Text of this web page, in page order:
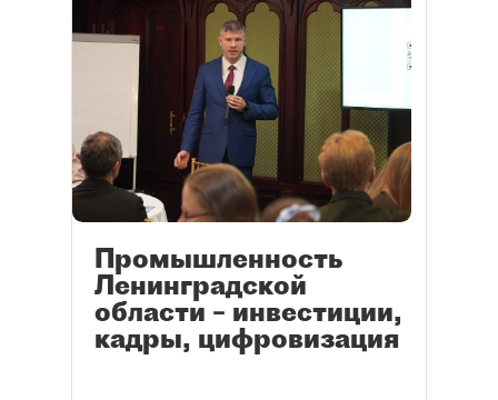
Промышленность
Ленинградской
области – инвестиции,
кадры, цифровизация